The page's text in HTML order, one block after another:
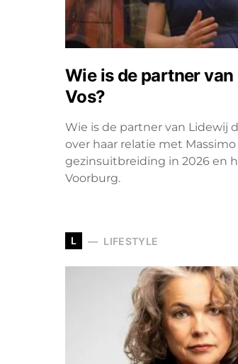
Wie is de partner
Vos?
Wie is de partner van Lidewij
over haar relatie met
gezinsuitbreiding in 2026 en
Voorburg.
L LIFESTYLE